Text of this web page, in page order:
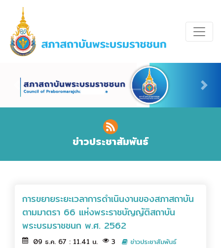
Previous
ข่าวประชาสัมพันธ์
การขยายระยะเวลาการดำเนินงานของสภาสถาบัน
ตามมาตรา 66 แห่งพระราชบัญญัติสถาบัน
พระบรมราชชนก พ.ศ. 2562
09 ธ.ค. 67 : 11.41 น. 3 ข่าวประชาสัมพันธ์